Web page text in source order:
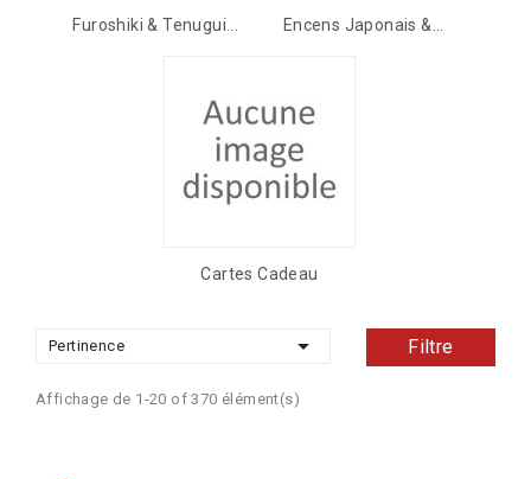
Furoshiki & Tenugui... Encens Japonais &...
Cartes Cadeau
Pertinence  Filtre
Affichage de 1-20 of 370 élément(s)